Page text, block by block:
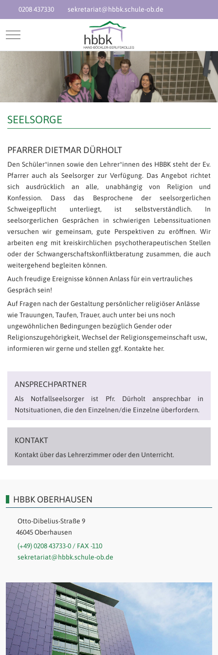
0208 437330 sekretariat@hbbk.schule-ob.de
Mobile Menu Toggle
SEELSORGE
PFARRER DIETMAR DÜRHOLT
Den Schüler*innen sowie den Lehrer*innen des HBBK steht der Ev.
Pfarrer auch als Seelsorger zur Verfügung. Das Angebot richtet
sich ausdrücklich an alle, unabhängig von Religion und
Konfession. Dass das Besprochene der seelsorgerlichen
Schweigepflicht unterliegt, ist selbstverständlich. In
seelsorgerlichen Gesprächen in schwierigen Lebenssituationen
versuchen wir gemeinsam, gute Perspektiven zu eröffnen. Wir
arbeiten eng mit kreiskirchlichen psychotherapeutischen Stellen
oder der Schwangerschaftskonfliktberatung zusammen, die auch
weitergehend begleiten können.
Auch freudige Ereignisse können Anlass für ein vertrauliches
Gespräch sein!
Auf Fragen nach der Gestaltung persönlicher religiöser Anlässe
wie Trauungen, Taufen, Trauer, auch unter bei uns noch
ungewöhnlichen Bedingungen bezüglich Gender oder
Religionszugehörigkeit, Wechsel der Religionsgemeinschaft usw.,
informieren wir gerne und stellen ggf. Kontakte her.
ANSPRECHPARTNER
Als Notfallseelsorger ist Pfr. Dürholt ansprechbar in
Notsituationen, die den Einzelnen/die Einzelne überfordern.
KONTAKT
Kontakt über das Lehrerzimmer oder den Unterricht.
HBBK OBERHAUSEN
Otto-Dibelius-Straße 9
46045 Oberhausen
(+49) 0208 43733-0 / FAX -110
sekretariat@hbbk.schule-ob.de